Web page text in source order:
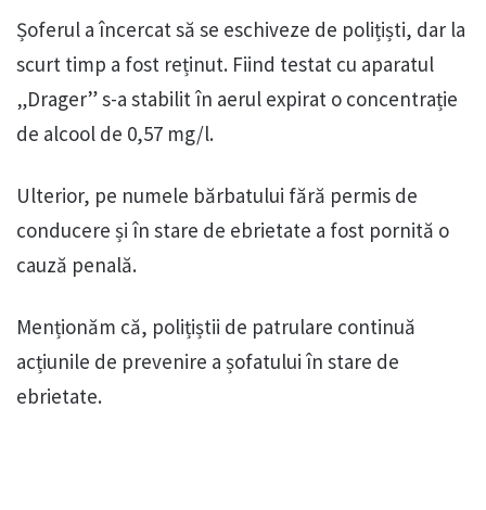
Șoferul a încercat să se eschiveze de polițiști, dar la
scurt timp a fost reținut. Fiind testat cu aparatul
„Drager” s-a stabilit în aerul expirat o concentrație
de alcool de 0,57 mg/l.
Ulterior, pe numele bărbatului fără permis de
conducere și în stare de ebrietate a fost pornită o
cauză penală.
Menționăm că, polițiștii de patrulare continuă
acțiunile de prevenire a șofatului în stare de
ebrietate.